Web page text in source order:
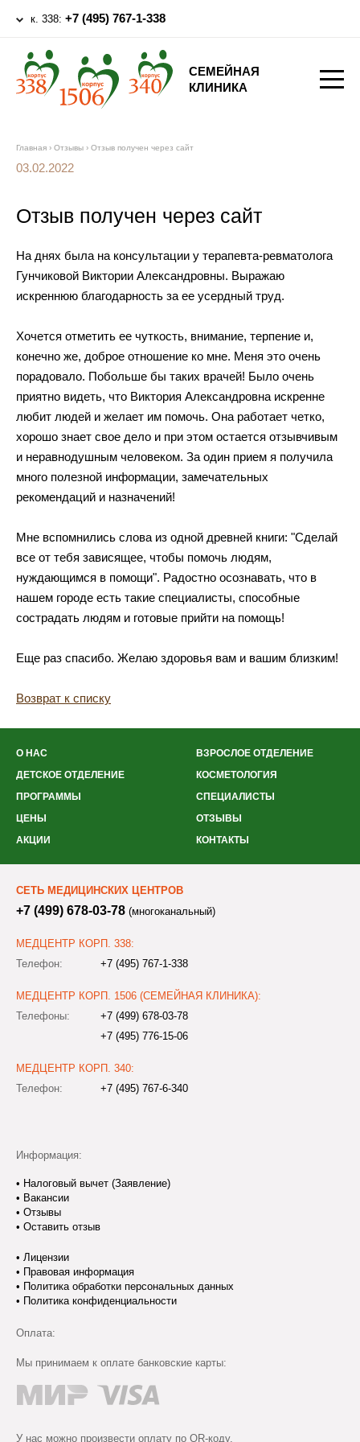
к. 338: +7 (495) 767-1-338
СЕМЕЙНАЯ
КЛИНИКА
Главная › Отзывы › Отзыв получен через сайт
03.02.2022
Отзыв получен через сайт
На днях была на консультации у терапевта-ревматолога
Гунчиковой Виктории Александровны. Выражаю
искреннюю благодарность за ее усердный труд.
Хочется отметить ее чуткость, внимание, терпение и,
конечно же, доброе отношение ко мне. Меня это очень
порадовало. Побольше бы таких врачей! Было очень
приятно видеть, что Виктория Александровна искренне
любит людей и желает им помочь. Она работает четко,
хорошо знает свое дело и при этом остается отзывчивым
и неравнодушным человеком. За один прием я получила
много полезной информации, замечательных
рекомендаций и назначений!
Мне вспомнились слова из одной древней книги: "Сделай
все от тебя зависящее, чтобы помочь людям,
нуждающимся в помощи". Радостно осознавать, что в
нашем городе есть такие специалисты, способные
сострадать людям и готовые прийти на помощь!
Еще раз спасибо. Желаю здоровья вам и вашим близким!
Возврат к списку
О НАС
ВЗРОСЛОЕ ОТДЕЛЕНИЕ
ДЕТСКОЕ ОТДЕЛЕНИЕ
КОСМЕТОЛОГИЯ
ПРОГРАММЫ
СПЕЦИАЛИСТЫ
ЦЕНЫ
ОТЗЫВЫ
АКЦИИ
КОНТАКТЫ
СЕТЬ МЕДИЦИНСКИХ ЦЕНТРОВ
+7 (499) 678-03-78 (многоканальный)
МЕДЦЕНТР КОРП. 338:
Телефон:
+7 (495) 767-1-338
МЕДЦЕНТР КОРП. 1506 (СЕМЕЙНАЯ КЛИНИКА):
Телефоны:
+7 (499) 678-03-78
+7 (495) 776-15-06
МЕДЦЕНТР КОРП. 340:
Телефон:
+7 (495) 767-6-340
Информация:
• Налоговый вычет (Заявление)
• Вакансии
• Отзывы
• Оставить отзыв
• Лицензии
• Правовая информация
• Политика обработки персональных данных
• Политика конфиденциальности
Оплата:
Мы принимаем к оплате банковские карты:
У нас можно произвести оплату по QR-коду.